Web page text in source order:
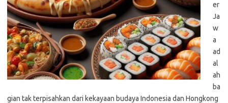
er
Ja
w
a
ad
al
ah
ba
gian tak terpisahkan dari kekayaan budaya Indonesia dan Hongkong